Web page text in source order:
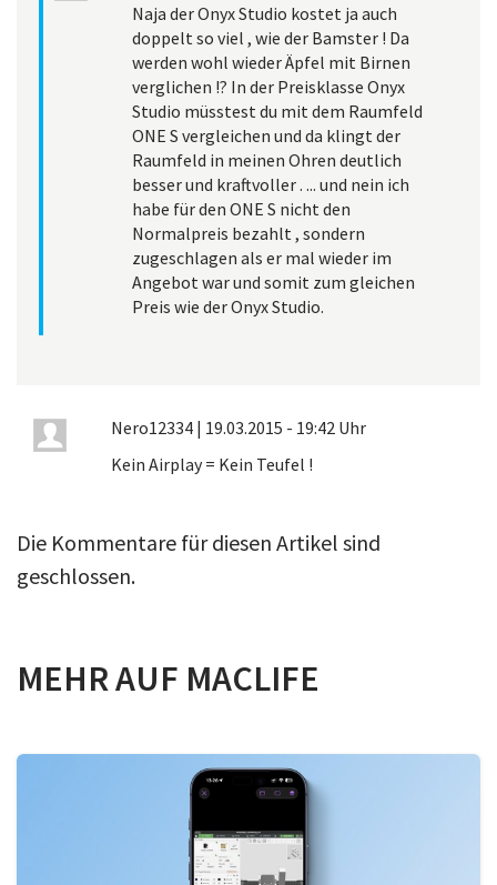
Naja der Onyx Studio kostet ja auch
doppelt so viel , wie der Bamster ! Da
werden wohl wieder Äpfel mit Birnen
verglichen !? In der Preisklasse Onyx
Studio müsstest du mit dem Raumfeld
ONE S vergleichen und da klingt der
Raumfeld in meinen Ohren deutlich
besser und kraftvoller . ... und nein ich
habe für den ONE S nicht den
Normalpreis bezahlt , sondern
zugeschlagen als er mal wieder im
Angebot war und somit zum gleichen
Preis wie der Onyx Studio.
Nero12334 | 19.03.2015 - 19:42 Uhr
Kein Airplay = Kein Teufel !
Die Kommentare für diesen Artikel sind
geschlossen.
MEHR AUF MACLIFE